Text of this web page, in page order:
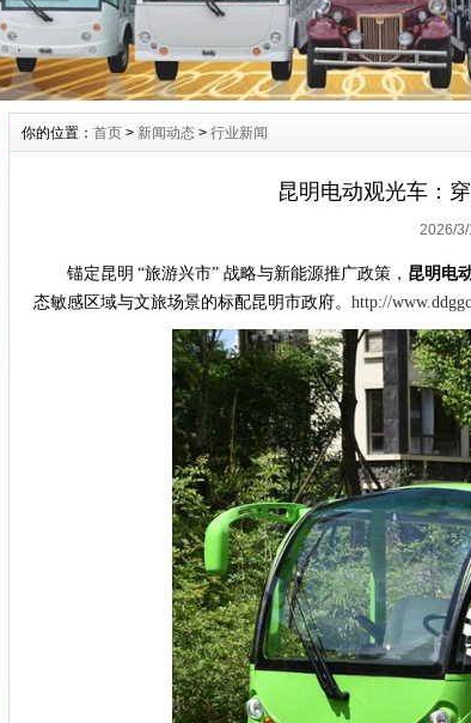
你的位置： 首页 > 新闻动态 > 行业新闻
昆明电动观光车：
2026/3/
锚定昆明 “旅游兴市” 战略与新能源推广政策， 昆明电
态敏感区域与文旅场景的标配昆明市政府。 http://